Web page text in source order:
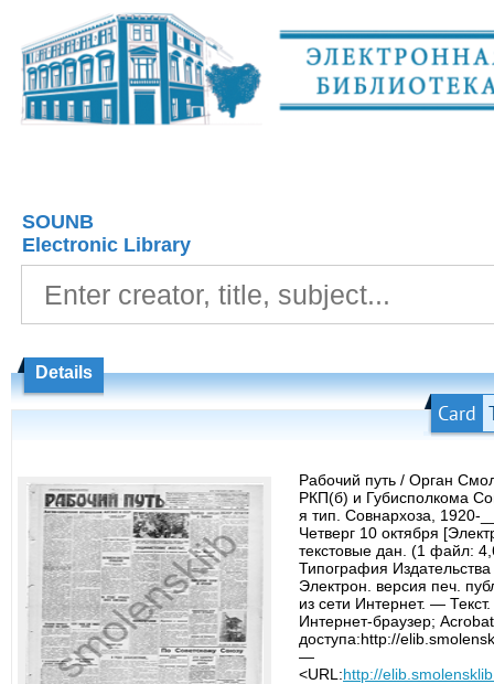
SOUNB
Electronic Library
Details
Card
Рабочий путь / Орган
РКП(б) и Губисполкома
я тип. Совнархоза, 1920-
Четверг 10 октября
текстовые дан. (1 файл:
Типография
Электрон. версия печ.
из сети Интернет. —
Интернет-браузер;
доступа:http://
—
<URL:http://